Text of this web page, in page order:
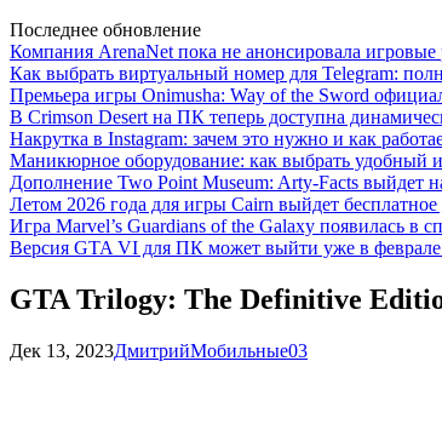
Последнее обновление
Компания ArenaNet пока не анонсировала игровые
Как выбрать виртуальный номер для Telegram:
Премьера игры Onimusha: Way of the Sword
В Crimson Desert на ПК теперь доступна
Накрутка в Instagram: зачем это нужно и как
Маникюрное оборудование: как выбрать удобный
Дополнение Two Point Museum: Arty-Facts выйдет
Летом 2026 года для игры Cairn выйдет
Игра Marvel’s Guardians of the Galaxy появилась в
Версия GTA VI для ПК может выйти уже в феврале
GTA Trilogy: The Definitive
Дек 13, 2023ДмитрийМобильные03